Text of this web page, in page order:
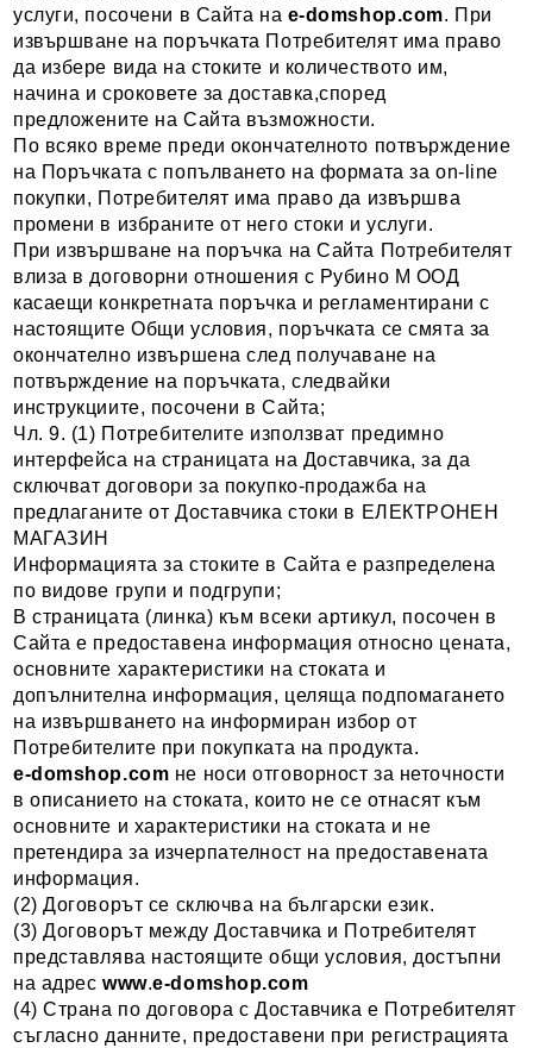
услуги, посочени в Сайта на e-domshop.com. При
извършване на поръчката Потребителят има право
да избере вида на стоките и количеството им,
начина и сроковете за доставка,според
предложените на Сайта възможности.
По всяко време преди окончателното потвърждение
на Поръчката с попълването на формата за on-line
покупки, Потребителят има право да извършва
промени в избраните от него стоки и услуги.
При извършване на поръчка на Сайта Потребителят
влиза в договорни отношения с Рубино М ООД
касаещи конкретната поръчка и регламентирани с
настоящите Общи условия, поръчката се смята за
окончателно извършена след получаване на
потвърждение на поръчката, следвайки
инструкциите, посочени в Сайта;
Чл. 9. (1) Потребителите използват предимно
интерфейса на страницата на Доставчика, за да
сключват договори за покупко-продажба на
предлаганите от Доставчика стоки в ЕЛЕКТРОНЕН
МАГАЗИН
Информацията за стоките в Сайта е разпределена
по видове групи и подгрупи;
В страницата (линка) към всеки артикул, посочен в
Сайта е предоставена информация относно цената,
основните характеристики на стоката и
допълнителна информация, целяща подпомагането
на извършването на информиран избор от
Потребителите при покупката на продукта.
e-domshop.com не носи отговорност за неточности
в описанието на стоката, които не се отнасят към
основните и характеристики на стоката и не
претендира за изчерпателност на предоставената
информация.
(2) Договорът се сключва на български език.
(3) Договорът между Доставчика и Потребителят
представлява настоящите общи условия, достъпни
на адресwww.e-domshop.com
(4) Страна по договора с Доставчика е Потребителят
съгласно данните, предоставени при регистрацията